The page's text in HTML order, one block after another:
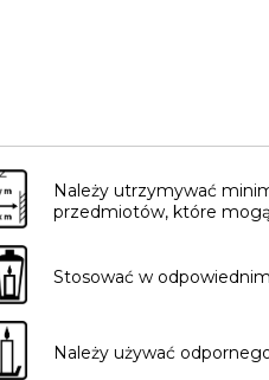
Należy utrzymywać
przedmiotów, które mogą
Stosować w
Należy używać